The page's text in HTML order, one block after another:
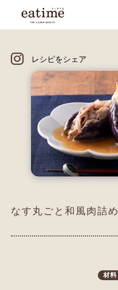
レシピをシェア
なす丸ごと和風肉詰め
材料